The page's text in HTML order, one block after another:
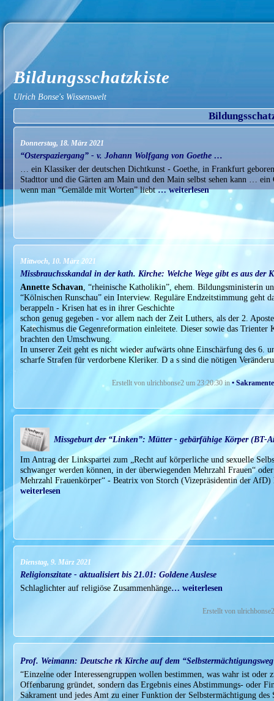
Bildungsschatzkiste
Ulrich Bonse's Wissenswelt
Donnerstag, 18. März 2021
“Osterspaziergang” - v. Johann Wolfgang von Goethe …
… ein Klassiker der deutschen Dichtkunst - Goethe, in Frankfurt
Stadttor und die Gärten am Main und den Main selbst sehen kann …
wenn man “Gemälde mit Worten” liebt… weiterlesen
Mittwoch, 10. März 2021
Missbrauchsskandal in der kath. Kirche: Welche Wege gibt es aus der
Annette Schavan , “rheinische Katholikin”, ehem. Bildungsministerin
“Kölnischen Runschau” ein Interview. Reguläre Endzeitstimmung geht
berappeln - Krisen hat es in ihrer Geschichte
schon genug gegeben - vor allem nach der Zeit Luthers, als der 2.
Katechismus die Gegenreformation einleitete. Dieser sowie das
brachten den Umschwung.
In unserer Zeit geht es nicht wieder aufwärts ohne Einschärfung des 6.
scharfe Strafen für verdorbene Kleriker. D a s sind die nötigen
Erstellt von ulrichbonse2 um 23:20:30 in• Sakramente
Missgeburt der “Linken”: Mütter - gebärfähige Körper (BT-
Im Antrag der Linkspartei zum „Recht auf körperliche und sexuelle
schwanger werden können, in der überwiegenden Mehrzahl Frauen“
Mehrzahl Frauenkörper“ - Beatrix von Storch (Vizepräsidentin der
weiterlesen
Dienstag, 9. März 2021
Religionszitate - aktualisiert bis 21.01: Goldene Auslese
Schlaglichter auf religiöse Zusammenhänge… weiterlesen
Erstellt von
Prof. Weimann: Deutsche rk Kirche auf dem
“Einzelne oder Interessengruppen wollen bestimmen, was wahr ist
Offenbarung gründet, sondern das Ergebnis eines Abstimmungs- oder
Sakrament und jedes Amt zu einer Funktion der Selbstermächtigung